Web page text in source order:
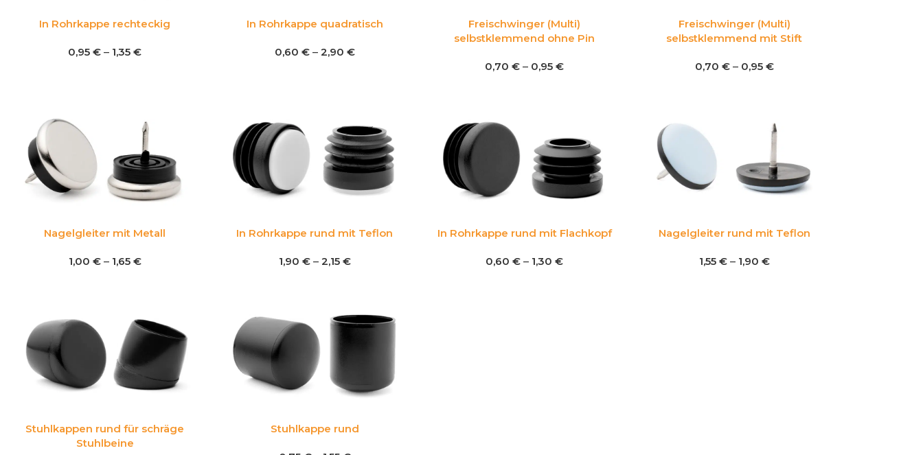
In Rohrkappe rechteckig
0,95€ – 1,35€
In Rohrkappe quadratisch
0,60 € – 2,90 €
Freischwinger (Multi)
selbstklemmend ohne Pin
0,70€ – 0,95€
Freischwinger (Multi)
selbstklemmend mit Stift
0,70 € – 0,95 €
Nagelgleiter mit Metall
1,00 € – 1,65 €
In Rohrkappe rund mit Teflon
1,90 € – 2,15 €
In Rohrkappe rund mit Flachkopf
0,60€ – 1,30€
Nagelgleiter rund mit Teflon
1,55 € – 1,90 €
Stuhlkappen rund für schräge
Stuhlbeine
Stuhlkappe rund